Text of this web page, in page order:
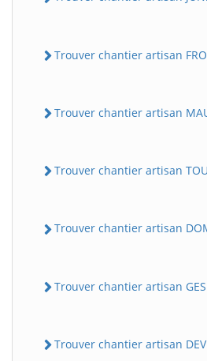
Trouver chantier artisan
Trouver chantier artisan
Trouver chantier artisan
Trouver chantier artisan
Trouver chantier artisan
Trouver chantier artisan